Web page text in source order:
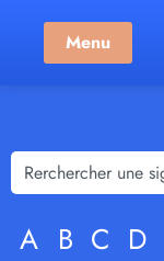
Menu
A B C D